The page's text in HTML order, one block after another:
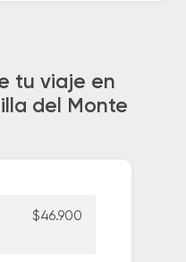
tu viaje en
del Monte
$46.900